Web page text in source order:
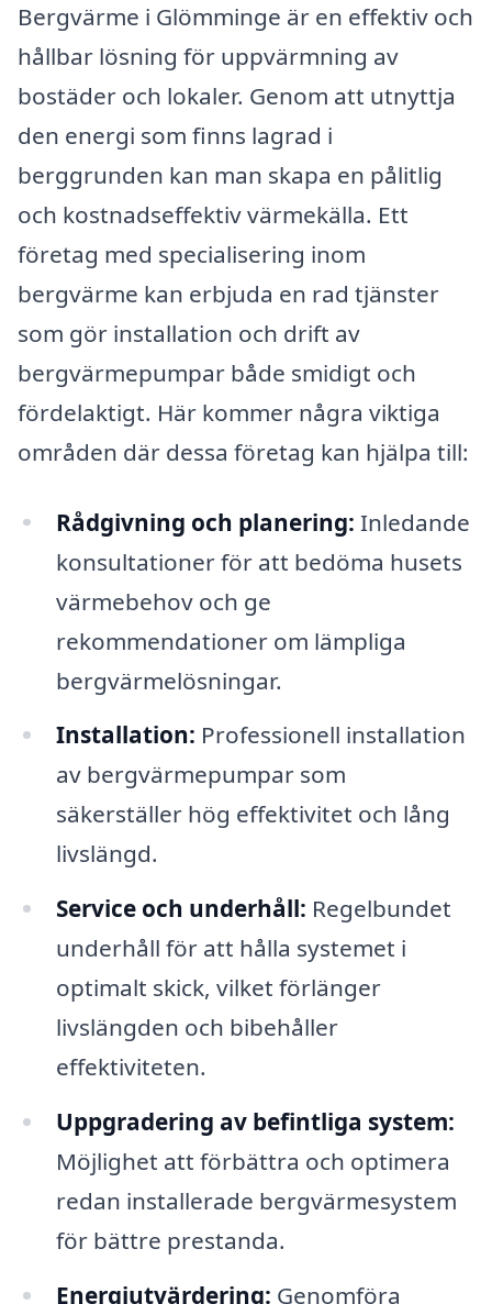
Bergvärme i Glömminge är en effektiv och
hållbar lösning för uppvärmning av
bostäder och lokaler. Genom att utnyttja
den energi som finns lagrad i
berggrunden kan man skapa en pålitlig
och kostnadseffektiv värmekälla. Ett
företag med specialisering inom
bergvärme kan erbjuda en rad tjänster
som gör installation och drift av
bergvärmepumpar både smidigt och
fördelaktigt. Här kommer några viktiga
områden där dessa företag kan hjälpa till:
Rådgivning och planering: Inledande
konsultationer för att bedöma husets
värmebehov och ge
rekommendationer om lämpliga
bergvärmelösningar.
Installation: Professionell installation
av bergvärmepumpar som
säkerställer hög effektivitet och lång
livslängd.
Service och underhåll: Regelbundet
underhåll för att hålla systemet i
optimalt skick, vilket förlänger
livslängden och bibehåller
effektiviteten.
Uppgradering av befintliga system:
Möjlighet att förbättra och optimera
redan installerade bergvärmesystem
för bättre prestanda.
Energiutvärdering: Genomföra